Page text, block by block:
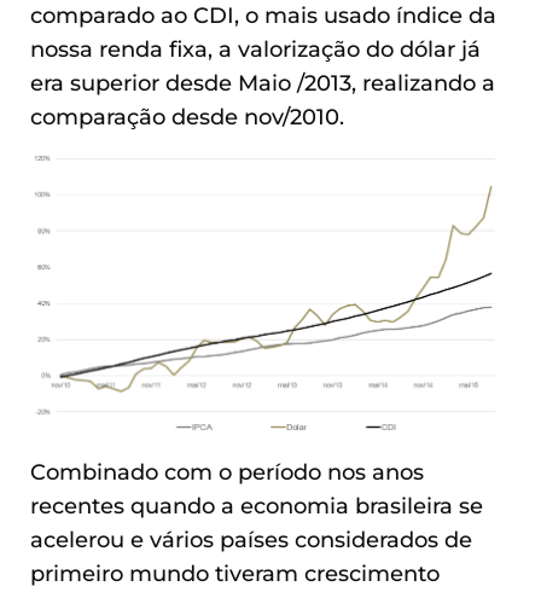
comparado ao CDI, o mais usado índice da
nossa renda fixa, a valorização do dólar já
era superior desde Maio /2013, realizando a
comparação desde nov/2010.
Combinado com o período nos anos
recentes quando a economia brasileira se
acelerou e vários países considerados de
primeiro mundo tiveram crescimento